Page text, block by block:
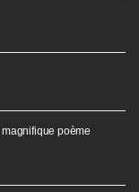
poème